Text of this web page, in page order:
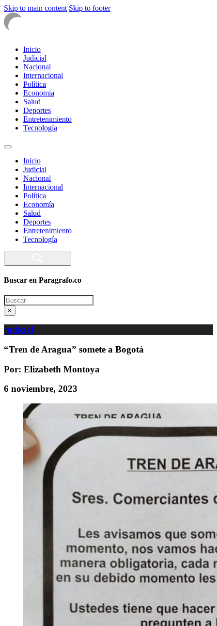
Skip to main content Skip to footer
Inicio
Judicial
Nacional
Internacional
Política
Economía
Salud
Deportes
Entretenimiento
Tecnología
Inicio
Judicial
Nacional
Internacional
Política
Economía
Salud
Deportes
Entretenimiento
Tecnología
Buscar en Paragrafo.co
Search
×
judicial
“Tren de Aragua” somete a Bogotá
Por: Elizabeth Montoya
6 noviembre, 2023